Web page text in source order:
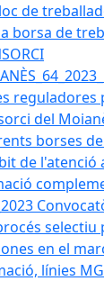
de
borsa de
reguladores
del
borses
de l'atenció
selectiu
en el
línies